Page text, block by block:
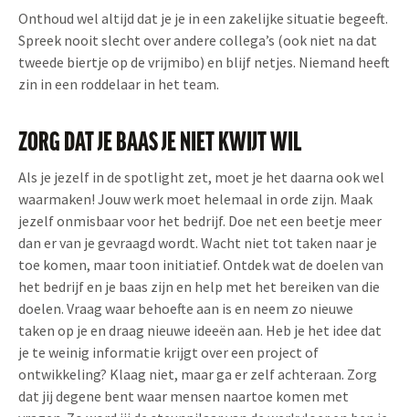
Onthoud wel altijd dat je je in een zakelijke situatie begeeft.
Spreek nooit slecht over andere collega’s (ook niet na dat
tweede biertje op de vrijmibo) en blijf netjes. Niemand heeft
zin in een roddelaar in het team.
ZORG DAT JE BAAS JE NIET KWIJT WIL
Als je jezelf in de spotlight zet, moet je het daarna ook wel
waarmaken! Jouw werk moet helemaal in orde zijn. Maak
jezelf onmisbaar voor het bedrijf. Doe net een beetje meer
dan er van je gevraagd wordt. Wacht niet tot taken naar je
toe komen, maar toon initiatief. Ontdek wat de doelen van
het bedrijf en je baas zijn en help met het bereiken van die
doelen. Vraag waar behoefte aan is en neem zo nieuwe
taken op je en draag nieuwe ideeën aan. Heb je het idee dat
je te weinig informatie krijgt over een project of
ontwikkeling? Klaag niet, maar ga er zelf achteraan. Zorg
dat jij degene bent waar mensen naartoe komen met